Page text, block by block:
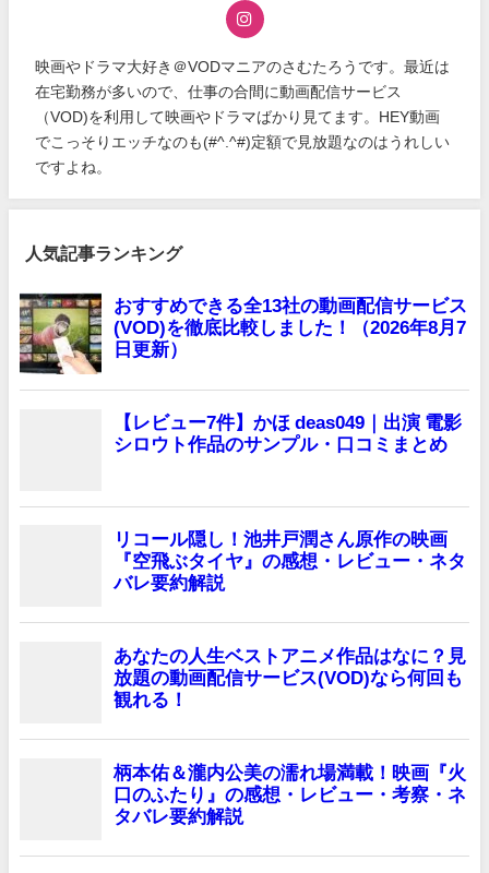
映画やドラマ大好き＠VODマニアのさむたろうです。最近は
在宅勤務が多いので、仕事の合間に動画配信サービス
（VOD)を利用して映画やドラマばかり見てます。HEY動画
でこっそりエッチなのも(#^.^#)定額で見放題なのはうれしい
ですよね。
人気記事ランキング